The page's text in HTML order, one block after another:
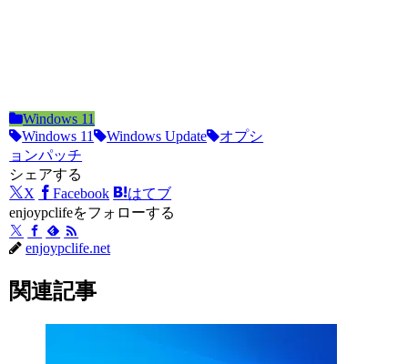
Windows 11
Windows 11
Windows Update
オプシ
ョンパッチ
シェアする
X
Facebook
はてブ
enjoypclifeをフォローする
enjoypclife.net
関連記事